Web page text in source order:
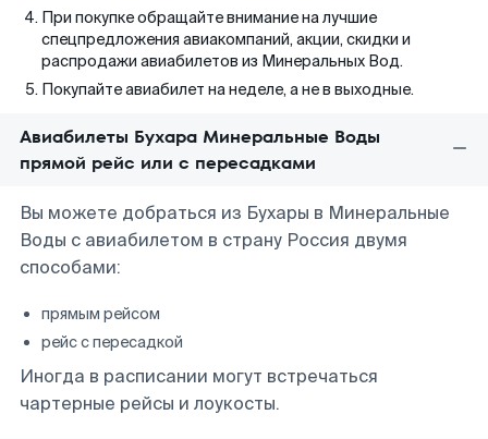
При покупке обращайте внимание на лучшие
спецпредложения авиакомпаний, акции, скидки и
распродажи авиабилетов из Минеральных Вод.
Покупайте авиабилет на неделе, а не в выходные.
Авиабилеты Бухара Минеральные Воды
прямой рейс или с пересадками
Вы можете добраться из Бухары в Минеральные
Воды с авиабилетом в страну Россия двумя
способами:
прямым рейсом
рейс с пересадкой
Иногда в расписании могут встречаться
чартерные рейсы и лоукосты.